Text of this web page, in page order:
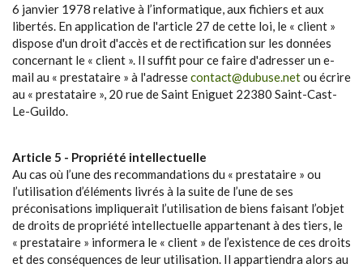
6 janvier 1978 relative à l’informatique, aux fichiers et aux
libertés. En application de l'article 27 de cette loi, le « client »
dispose d'un droit d'accès et de rectification sur les données
concernant le « client ». Il suffit pour ce faire d'adresser un e-
mail au « prestataire » à l'adressecontact@dubuse.netou écrire
au « prestataire », 20 rue de Saint Eniguet 22380 Saint-Cast-
Le-Guildo.
Article 5 - Propriété intellectuelle
Au cas où l’une des recommandations du « prestataire » ou
l’utilisation d’éléments livrés à la suite de l’une de ses
préconisations impliquerait l’utilisation de biens faisant l’objet
de droits de propriété intellectuelle appartenant à des tiers, le
« prestataire » informera le « client » de l’existence de ces droits
et des conséquences de leur utilisation. Il appartiendra alors au